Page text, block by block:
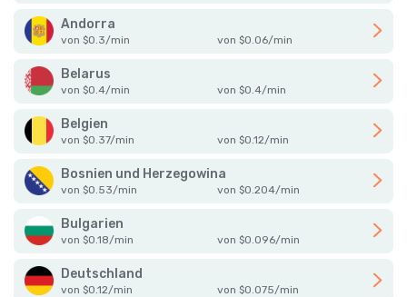
Andorra
von $0.3/min von $0.06/min
Belarus
von $0.4/min von $0.4/min
Belgien
von $0.37/min von $0.12/min
Bosnien und Herzegowina
von $0.53/min von $0.204/min
Bulgarien
von $0.18/min von $0.096/min
Deutschland
von $0.12/min von $0.075/min